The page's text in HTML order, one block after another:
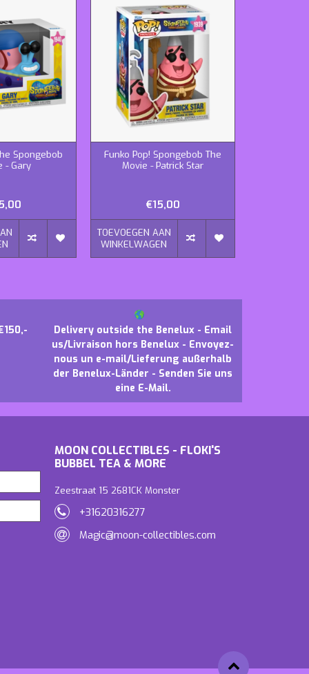
Spongebob
- Gary
Funko Pop! Spongebob The
Movie - Patrick Star
€15,00
TOEVOEGEN AAN
WINKELWAGEN
Delivery outside the Benelux - Email
us/Livraison hors Benelux - Envoyez-
nous un e-mail/Lieferung außerhalb
der Benelux-Länder - Senden Sie uns
eine E-Mail.
MOON COLLECTIBLES - FLOKI'S
BUBBEL TEA & MORE
Zeestraat 15 2681CK Monster
+31620316277
Magic@moon-collectibles.com